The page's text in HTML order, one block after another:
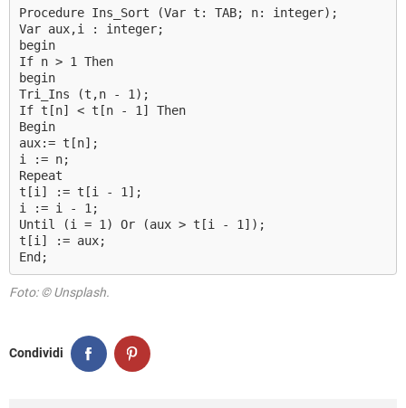
Procedure Ins_Sort (Var t: TAB; n: integer);
Var aux,i : integer;
begin
If n > 1 Then
begin
Tri_Ins (t,n - 1);
If t[n] < t[n - 1] Then
Begin
aux:= t[n];
i := n;
Repeat
t[i] := t[i - 1];
i := i - 1;
Until (i = 1) Or (aux > t[i - 1]);
t[i] := aux;
End;
Foto: © Unsplash.
Condividi